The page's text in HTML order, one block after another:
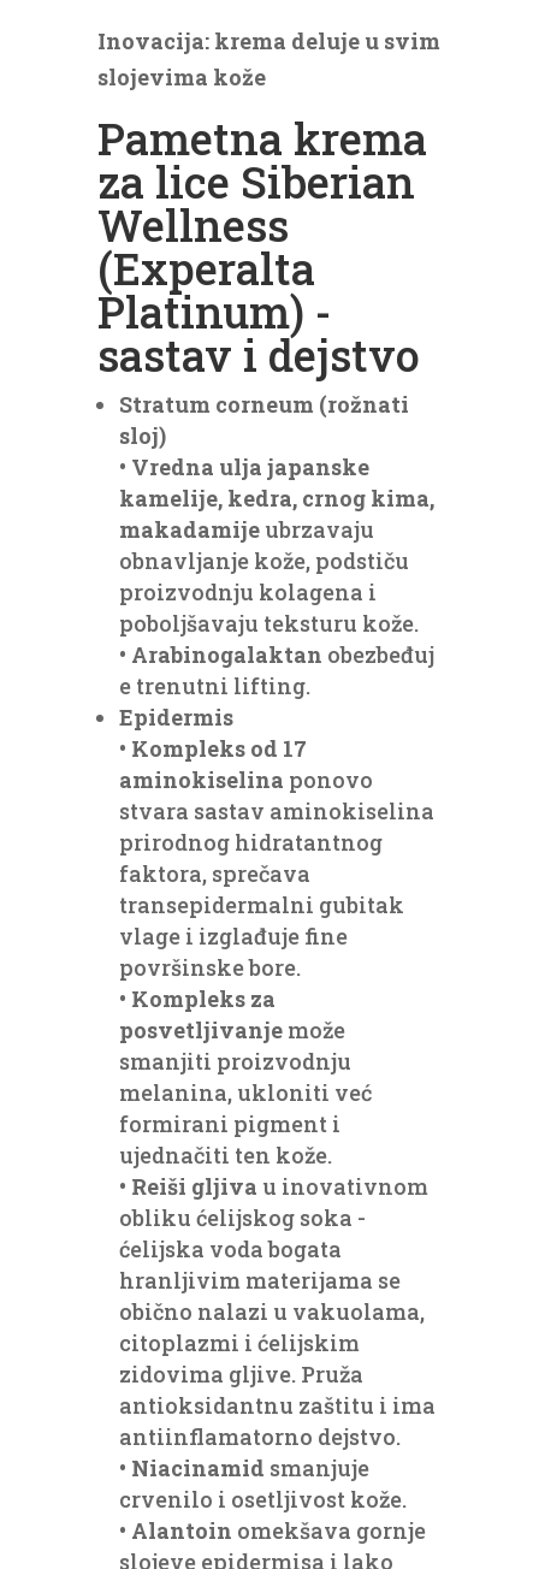
Inovacija: krema deluje u svim
slojevima kože
Pametna krema
za lice Siberian
Wellness
(Experalta
Platinum) -
sastav i dejstvo
Stratum corneum (rožnati
sloj)
• Vredna ulja japanske
kamelije, kedra, crnog kima,
makadamijeubrzavaju
obnavljanje kože, podstiču
proizvodnju kolagena i
poboljšavaju teksturu kože.
• Arabinogalaktan obezbeđuj
e trenutni lifting.
Epidermis
• Kompleks od 17
aminokiselina ponovo
stvara sastav aminokiselina
prirodnog hidratantnog
faktora, sprečava
transepidermalni gubitak
vlage i izglađuje fine
površinske bore.
• Kompleks za
posvetljivanjemože
smanjiti proizvodnju
melanina, ukloniti već
formirani pigment i
ujednačiti ten kože.
• Reiši gljiva u inovativnom
obliku ćelijskog soka -
ćelijska voda bogata
hranljivim materijama se
obično nalazi u vakuolama,
citoplazmi i ćelijskim
zidovima gljive. Pruža
antioksidantnu zaštitu i ima
antiinflamatorno dejstvo.
• Niacinamid smanjuje
crvenilo i osetljivost kože.
• Alantoin omekšava gornje
slojeve epidermisa i lako